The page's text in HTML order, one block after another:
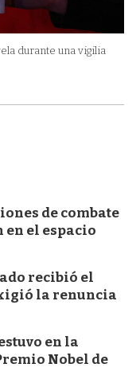
durante una vigilia
de combate
en el espacio
recibió el
la renuncia
en la
Nobel de